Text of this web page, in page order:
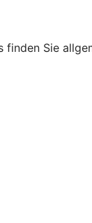
Sie